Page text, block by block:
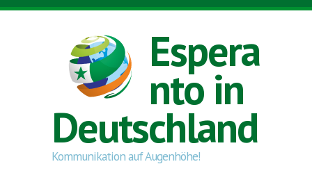
Direkt zum Inhalt
Espera
nto in
Deutschland
Kommunikation auf Augenhöhe!